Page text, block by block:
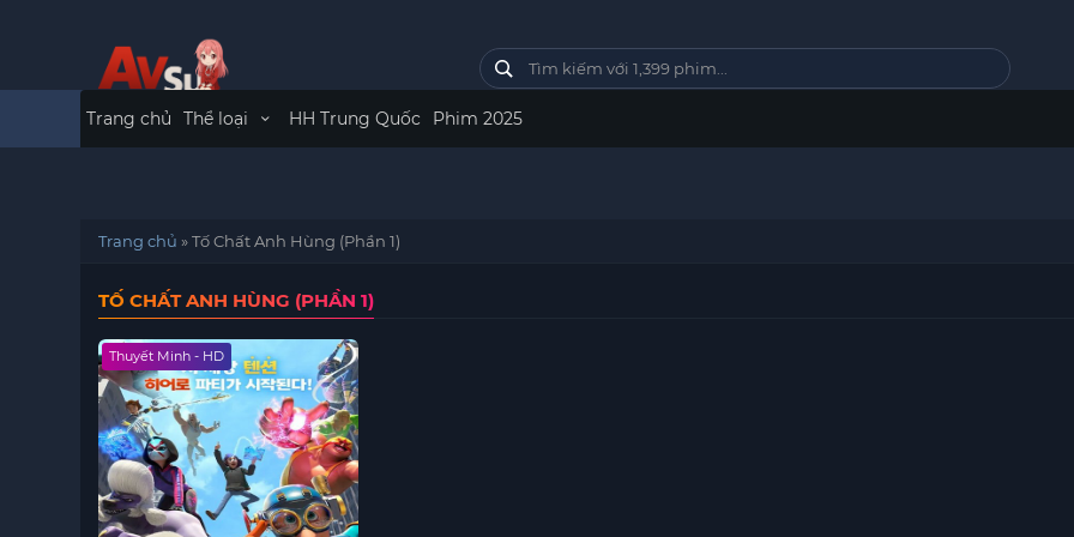
Trang chủ Thể loại HH Trung Quốc Phim 2025
Trang chủ »Tố Chất Anh Hùng (Phần 1)
TỐ CHẤT ANH HÙNG (PHẦN 1)
Thuyết Minh - HD